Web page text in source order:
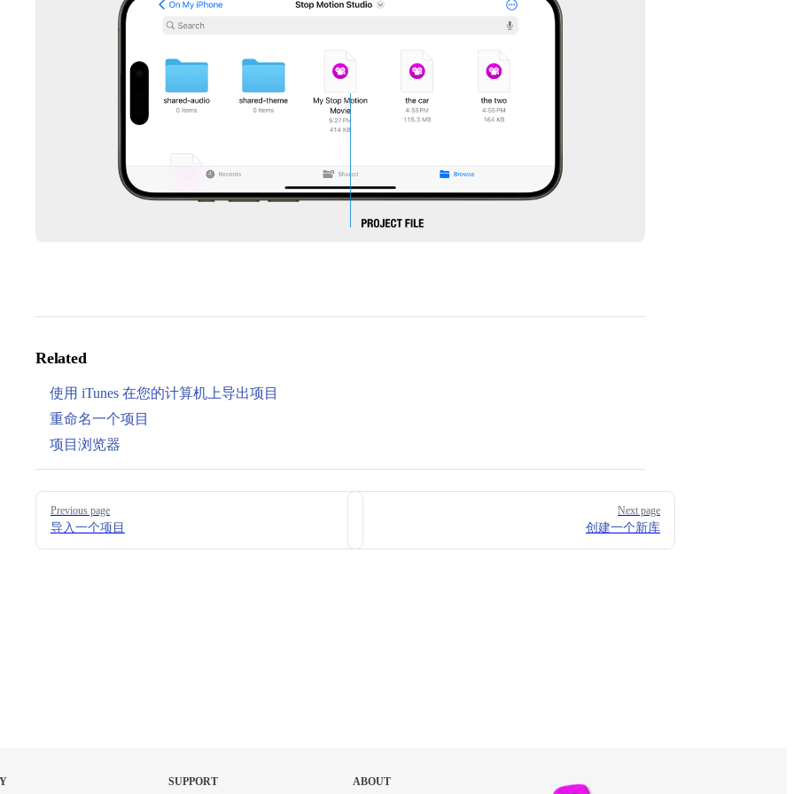
Related
使用 iTunes 在您的计算机上导出项目
重命名一个项目
项目浏览器
Pager
Previous page
导入一个项目
Next page
创建一个新库
SUPPORT ABOUT